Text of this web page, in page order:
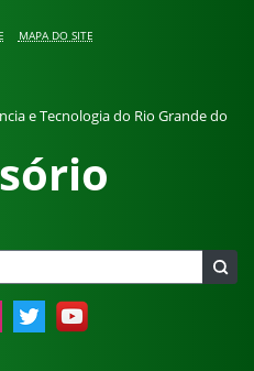
MAPA DO SITE
e Tecnologia do Rio Grande do
Twitter YouTube